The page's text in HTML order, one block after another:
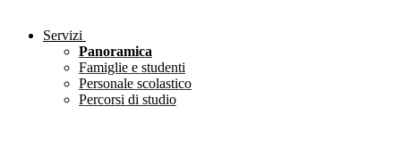
Servizi
Panoramica
Famiglie e studenti
Personale scolastico
Percorsi di studio